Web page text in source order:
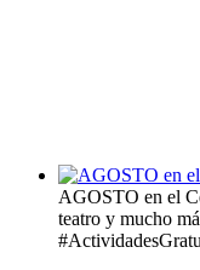
AGOSTO en el
teatro y mucho